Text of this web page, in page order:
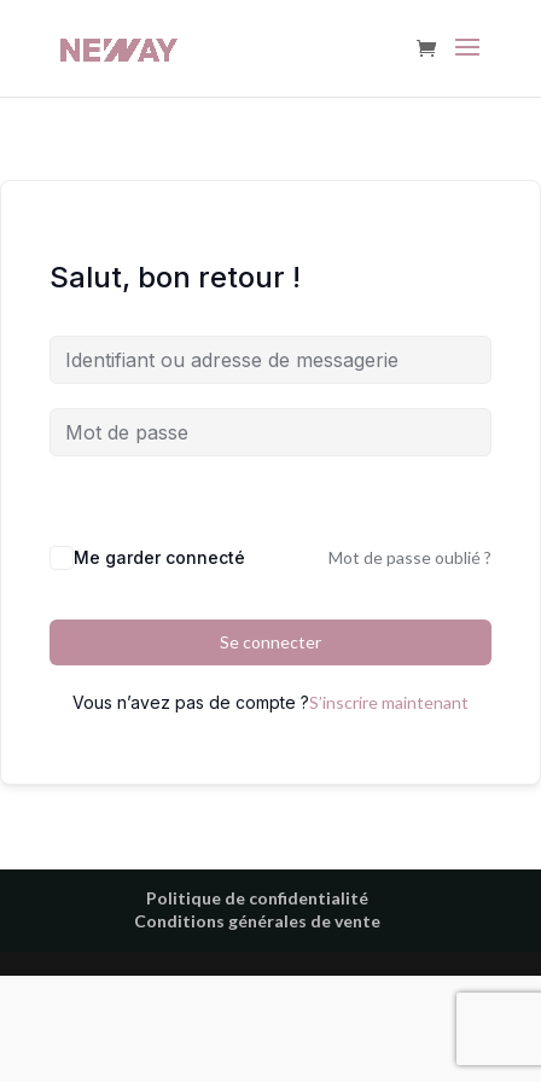
Salut, bon retour !
Me garder connecté Mot de passe oublié ?
Se connecter
Vous n’avez pas de compte ?S’inscrire maintenant
Politique de confidentialité
Conditions générales de vente